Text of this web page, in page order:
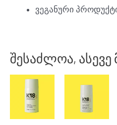
ვეგანური
შესაძლოა,